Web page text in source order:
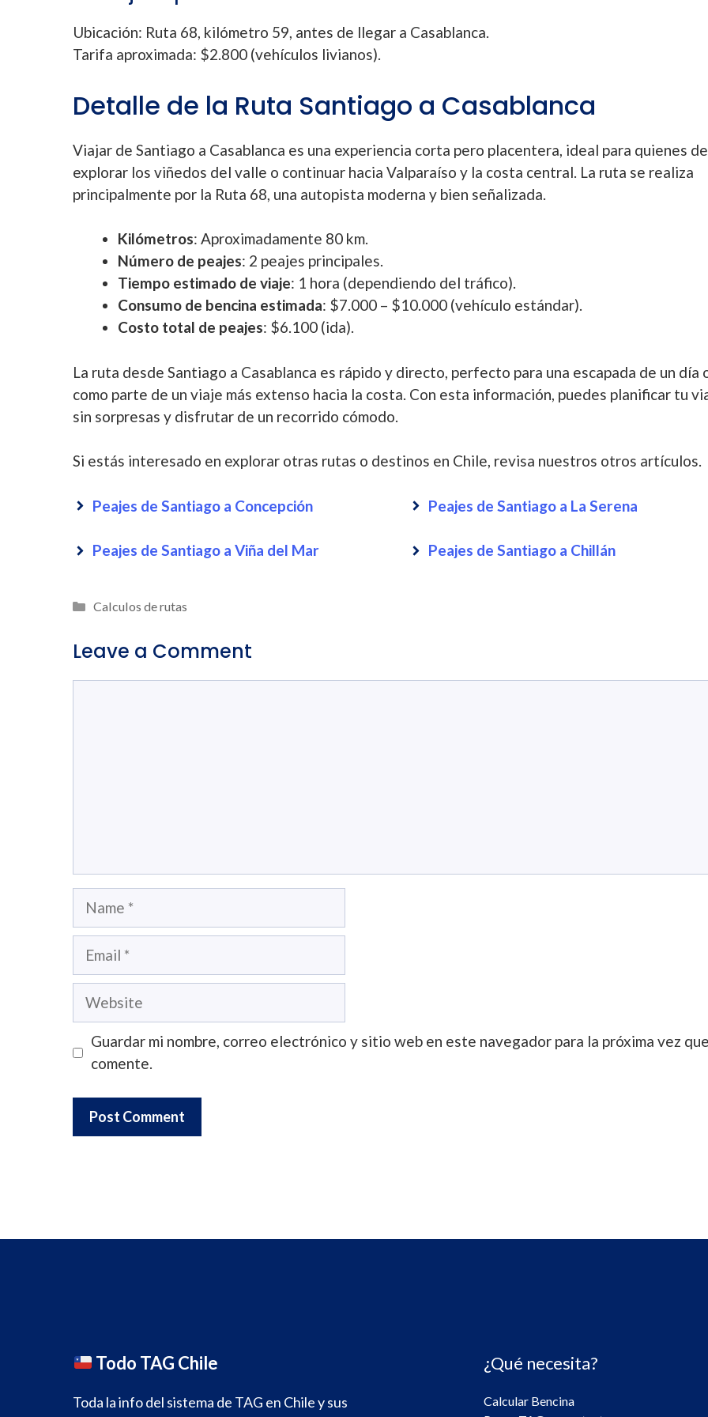
Ubicación: Ruta 68, kilómetro 59, antes de llegar a Casablanca.
Tarifa aproximada: $2.800 (vehículos livianos).
Detalle de la Ruta Santiago a Casablanca
Viajar de Santiago a Casablanca es una experiencia corta pero placentera, ideal para quienes
explorar los viñedos del valle o continuar hacia Valparaíso y la costa central. La ruta se realiza
principalmente por la Ruta 68, una autopista moderna y bien señalizada.
Kilómetros: Aproximadamente 80 km.
Número de peajes: 2 peajes principales.
Tiempo estimado de viaje: 1 hora (dependiendo del tráfico).
Consumo de bencina estimada: $7.000 – $10.000 (vehículo estándar).
Costo total de peajes: $6.100 (ida).
La ruta desde Santiago a Casablanca es rápido y directo, perfecto para una escapada de un día
como parte de un viaje más extenso hacia la costa. Con esta información, puedes planificar tu
sin sorpresas y disfrutar de un recorrido cómodo.
Si estás interesado en explorar otras rutas o destinos en Chile, revisa nuestros otros artículos.
Peajes de Santiago a Concepción
Peajes de Santiago a Viña del Mar
Peajes de Santiago a La Serena
Peajes de Santiago a Chillán
Categories
Calculos de rutas
Leave a Comment
Name
Email
Website
Guardar mi nombre, correo electrónico y sitio web en este navegador para la próxima vez que
comente.
Todo TAG Chile
Toda la info del sistema de TAG en Chile y sus
¿Qué necesita?
Calcular Bencina